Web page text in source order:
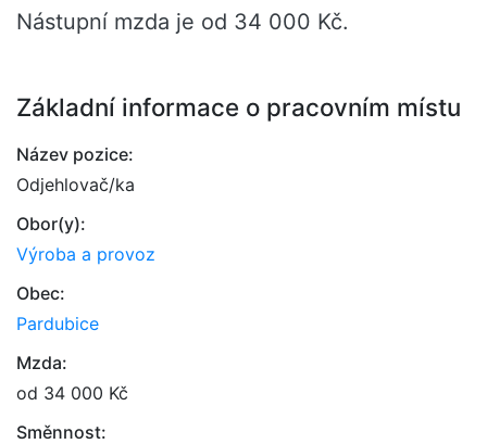
Nástupní mzda je od 34 000 Kč.
Základní informace o pracovním místu
Název pozice:
Odjehlovač/ka
Obor(y):
Výroba a provoz
Obec:
Pardubice
Mzda:
od 34 000 Kč
Směnnost: